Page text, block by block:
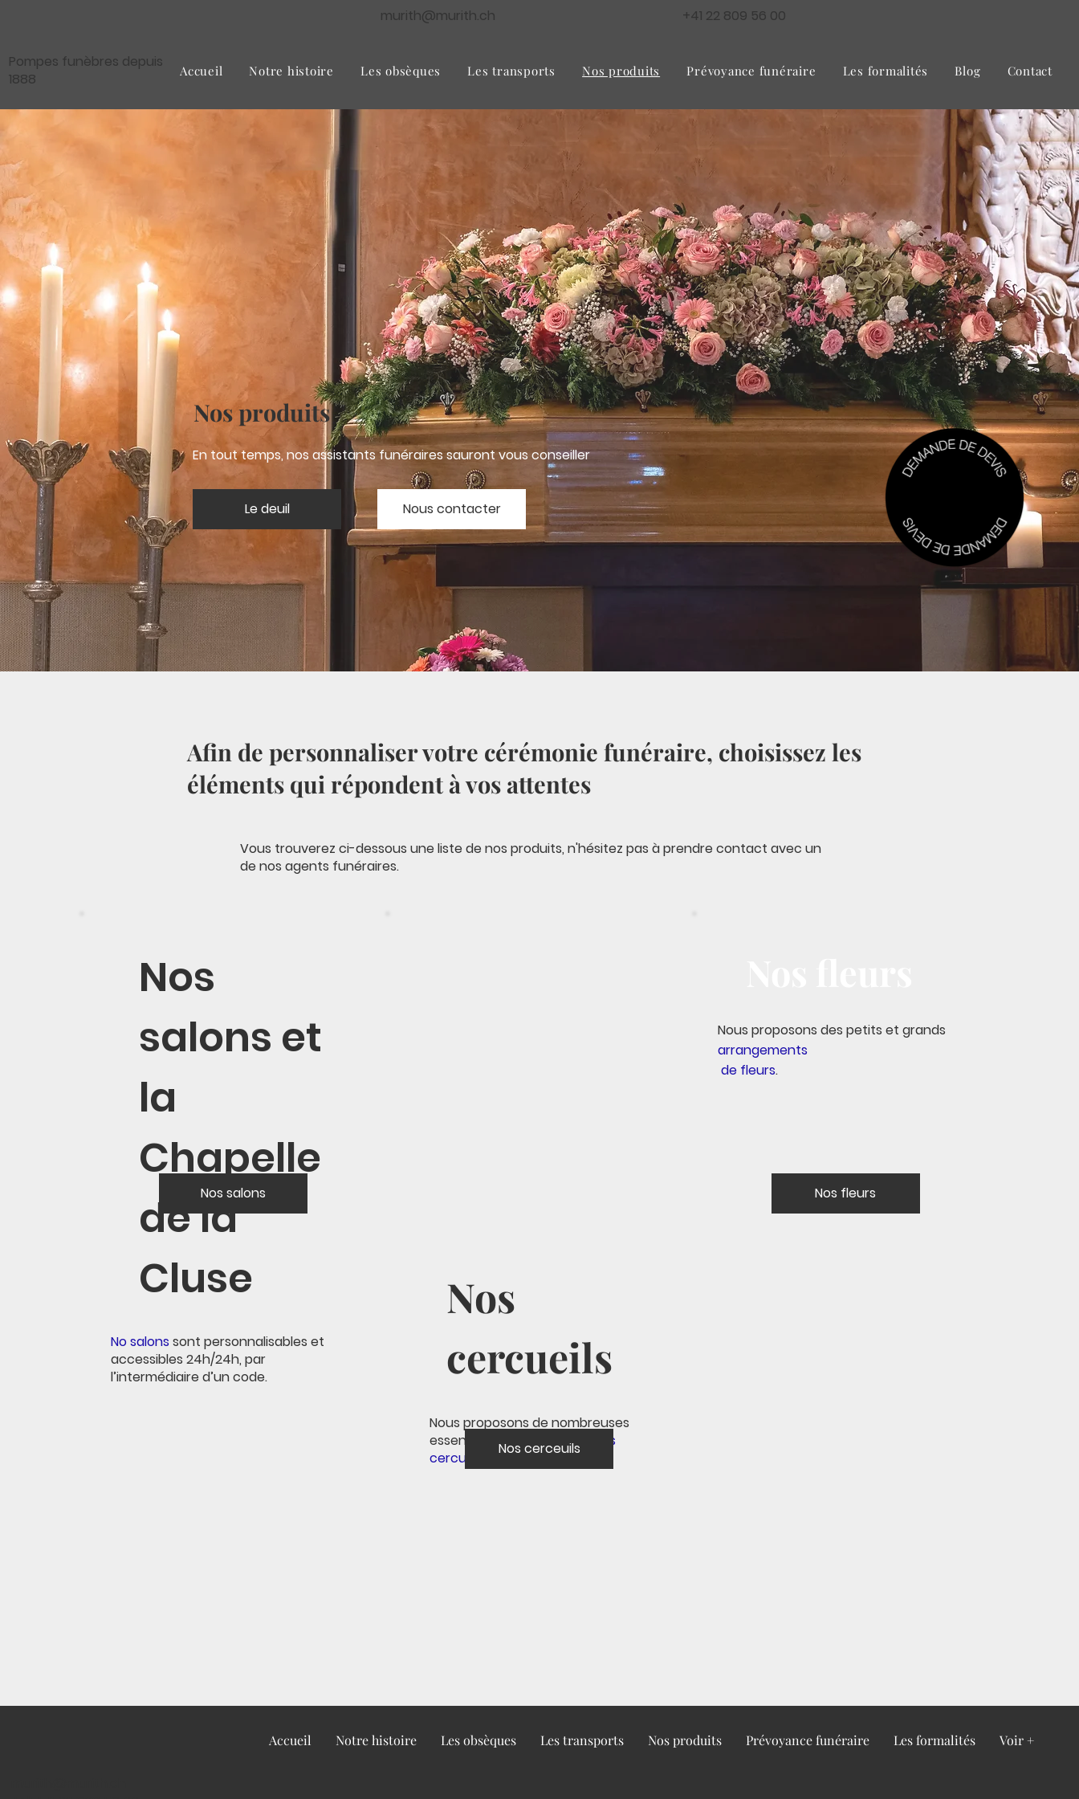
murith@murith.ch +41 22 809 56 00
Pompes funèbres depuis
1888
Accueil Notre histoire Les obsèques Les transports Nos produits Prévoyance funéraire Les formalités Blog Contact
Nos produits
En tout temps, nos assistants funéraires sauront vous conseiller
Le deuil Nous contacter
Afin de personnaliser votre cérémonie funéraire, choisissez les
éléments qui répondent à vos attentes
Vous trouverez ci-dessous une liste de nos produits, n'hésitez pas à prendre contact avec un
de nos agents funéraires.
Nos
salons et
la
Chapelle
de la
Cluse
No salons sont personnalisables et
accessibles 24h/24h, par
l’intermédiaire d’un code.
Nos salons
Nos
cercueils
Nous proposons de nombreuses
essences et finitions pour
nos
cercueils
Nos cerceuils
Nous proposons des petits et grands
arrangements
de fleurs.
Nos fleurs
Accueil Notre histoire Les obsèques Les transports Nos produits Prévoyance funéraire Les formalités Voir +